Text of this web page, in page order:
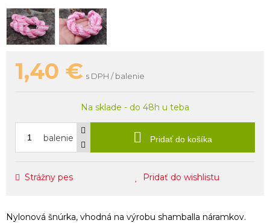
1,40 € s DPH / balenie
Na sklade - do 48h u teba
balenie Pridať do košíka
Strážny pes Pridať do wishlistu
Nylonová šnúrka, vhodná na výrobu shamballa náramkov.